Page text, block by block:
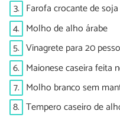
3. Farofa crocante de soja
4. Molho de alho árabe
5. Vinagrete para 20
6. Maionese caseira feita
7. Molho branco sem
8. Tempero caseiro de